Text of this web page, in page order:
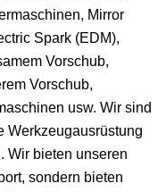
Mirror
Spark (EDM),
Vorschub,
Vorschub,
usw. Wir sind
Werkzeugausrüstung
Wir bieten unseren
sondern bieten